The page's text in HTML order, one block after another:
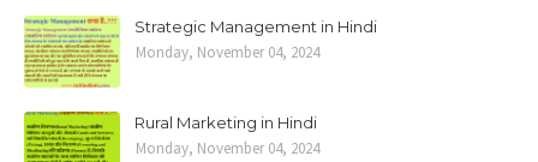
Strategic Management in Hindi
Monday, November 04, 2024
Rural Marketing in Hindi
Monday, November 04, 2024